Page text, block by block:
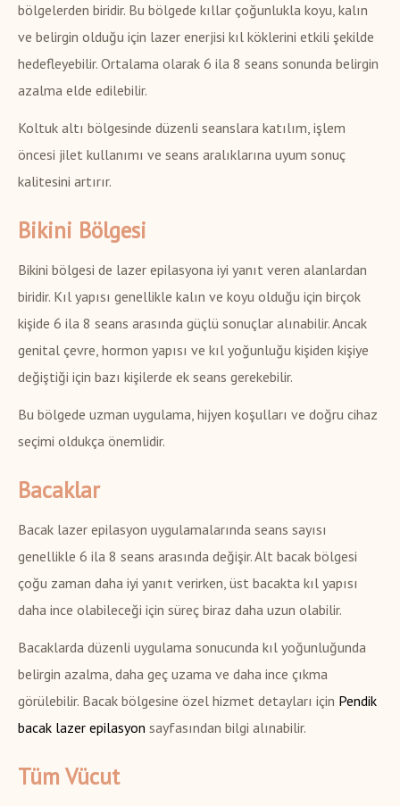
bölgelerden biridir. Bu bölgede kıllar çoğunlukla koyu, kalın
ve belirgin olduğu için lazer enerjisi kıl köklerini etkili şekilde
hedefleyebilir. Ortalama olarak 6 ila 8 seans sonunda belirgin
azalma elde edilebilir.
Koltuk altı bölgesinde düzenli seanslara katılım, işlem
öncesi jilet kullanımı ve seans aralıklarına uyum sonuç
kalitesini artırır.
Bikini Bölgesi
Bikini bölgesi de lazer epilasyona iyi yanıt veren alanlardan
biridir. Kıl yapısı genellikle kalın ve koyu olduğu için birçok
kişide 6 ila 8 seans arasında güçlü sonuçlar alınabilir. Ancak
genital çevre, hormon yapısı ve kıl yoğunluğu kişiden kişiye
değiştiği için bazı kişilerde ek seans gerekebilir.
Bu bölgede uzman uygulama, hijyen koşulları ve doğru cihaz
seçimi oldukça önemlidir.
Bacaklar
Bacak lazer epilasyon uygulamalarında seans sayısı
genellikle 6 ila 8 seans arasında değişir. Alt bacak bölgesi
çoğu zaman daha iyi yanıt verirken, üst bacakta kıl yapısı
daha ince olabileceği için süreç biraz daha uzun olabilir.
Bacaklarda düzenli uygulama sonucunda kıl yoğunluğunda
belirgin azalma, daha geç uzama ve daha ince çıkma
görülebilir. Bacak bölgesine özel hizmet detayları için Pendik
bacak lazer epilasyon sayfasından bilgi alınabilir.
Tüm Vücut